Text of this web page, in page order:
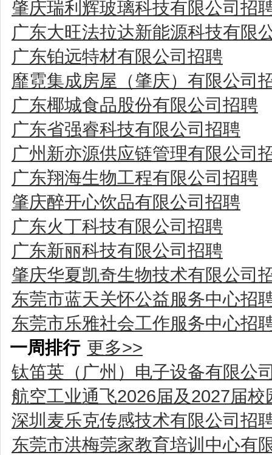
肇庆瑞利辉玻璃科技有限公司招
广东大旺法拉达新能源科技有限
广东铂远特材有限公司招聘
靡霓集成房屋（肇庆）有限公司
广东椰城食品股份有限公司招聘
广东省强睿科技有限公司招聘
广州新亦源供应链管理有限公司
广东翔海生物工程有限公司招聘
肇庆醉开心饮品有限公司招聘
广东火丁科技有限公司招聘
广东新丽科技有限公司招聘
肇庆华夏凯奇生物技术有限公司
东莞市蓝天关怀公益服务中心招
东莞市乐雅社会工作服务中心招
一周排行 更多>>
钛笛英（广州）电子设备有限公
航空工业通飞2026届及2027届校
深圳麦乐克传感技术有限公司招
东莞市洪梅莞家教育培训中心有